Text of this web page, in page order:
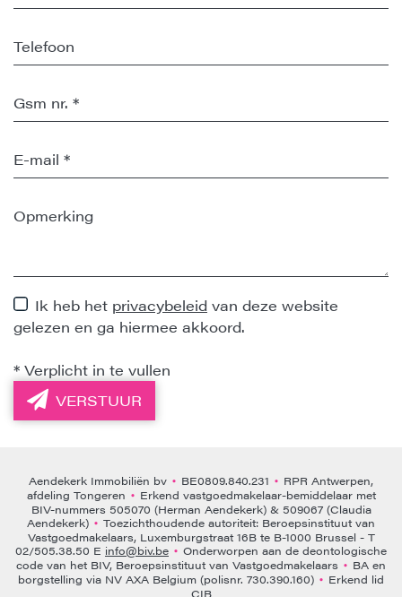
Ik heb het privacybeleid van deze website
gelezen en ga hiermee akkoord.
* Verplicht in te vullen
VERSTUUR
Aendekerk Immobiliën bv • BE0809.840.231 • RPR Antwerpen,
afdeling Tongeren • Erkend vastgoedmakelaar-bemiddelaar met
BIV-nummers 505070 (Herman Aendekerk) & 509067 (Claudia
Aendekerk) • Toezichthoudende autoriteit: Beroepsinstituut van
Vastgoedmakelaars, Luxemburgstraat 16B te B-1000 Brussel - T
02/505.38.50 E info@biv.be • Onderworpen aan de deontologische
code van het BIV, Beroepsinstituut van Vastgoedmakelaars • BA en
borgstelling via NV AXA Belgium (polisnr. 730.390.160) • Erkend lid
CIB